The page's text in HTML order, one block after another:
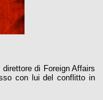
di Foreign Affairs
con lui del conflitto in